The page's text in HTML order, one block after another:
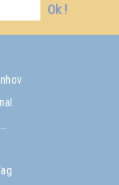
Ok !